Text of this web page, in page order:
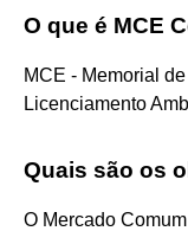
O que é MCE
MCE - Memorial
Licenciamento
Quais são os
O Mercado